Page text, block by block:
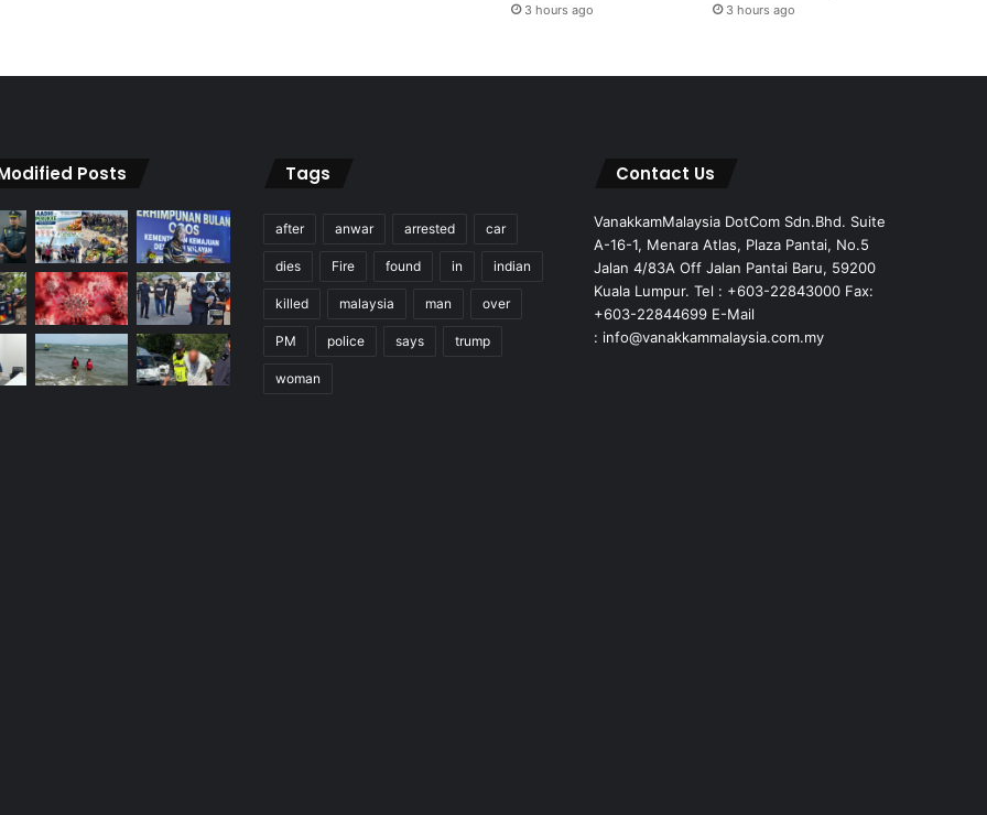
3 hours ago 3 hours ago
Posts Tags
after anwar arrested car
dies Fire found in indian
killed malaysia man over
PM police says trump
woman
Contact Us
VanakkamMalaysia DotCom Sdn.Bhd. Suite
A-16-1, Menara Atlas, Plaza Pantai, No.5
Jalan 4/83A Off Jalan Pantai Baru, 59200
Kuala Lumpur. Tel : +603-22843000 Fax:
+603-22844699 E-Mail
: info@vanakkammalaysia.com.my